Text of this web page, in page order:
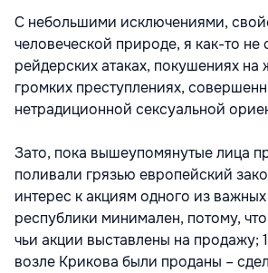
С небольшими исключениями,
человеческой природе, я как-то не
рейдерских атаках, покушениях на
громких преступлениях,
нетрадиционной сексуальной
Зато, пока вышеупомянутые лица
поливали грязью европейский
интерес к акциям одного из
республики минимален, потому, что
чьи акции выставлены на продажу;
возле Крикова были проданы –